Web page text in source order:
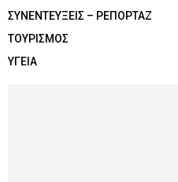
ΣΥΝΕΝΤΕΥΞΕΙΣ – ΡΕΠΟΡΤΑΖ
ΤΟΥΡΙΣΜΟΣ
ΥΓΕΙΑ